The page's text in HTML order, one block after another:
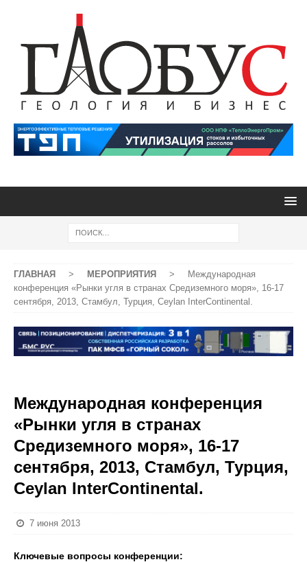
ГЛАВНАЯ > МЕРОПРИЯТИЯ >
Международная
конференция «Рынки угля в странах Средиземного моря», 16-17
сентября, 2013, Стамбул, Турция, Ceylan InterContinental.
Международная конференция
«Рынки угля в странах
Средиземного моря», 16-17
сентября, 2013, Стамбул, Турция,
Ceylan InterContinental.
7 июня 2013
Ключевые вопросы конференции: